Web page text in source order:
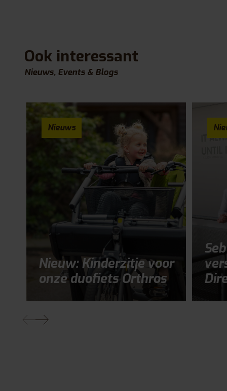
Ook interessant
Nieuws, Events & Blogs
Nieuws
Nieuw: Kinderzitje voor
onze duofiets Orthros